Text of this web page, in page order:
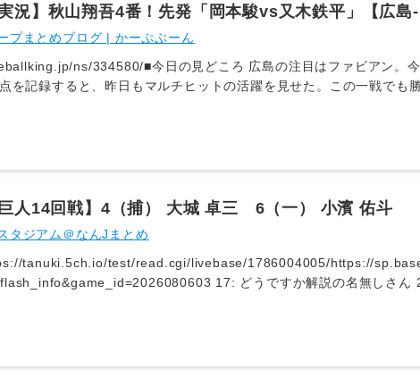
実況】秋山翔吾4番！先発「岡本駿vs又木鉄平」【広島
プまとめブログ | かーぷぶーん
■今日の見どころ 広島の注目はファビアン。今カードは初戦でサヨナラアーチを含
を記録すると、昨日もマルチヒットの活躍を見せた。この一戦でも
対する巨人は、又木が5月2日以来の一軍登板に臨む。二軍ではここ
巨人14回戦】4（捕） 大城 卓三 6（一） 小濱 佑斗
タジアム＠なんJまとめ
tanuki.5ch.io/test/read.cgi/livebase/1786004005/https://
17: どうですか解説の名無しさん 2026/08/06(木) 17:18:47.36